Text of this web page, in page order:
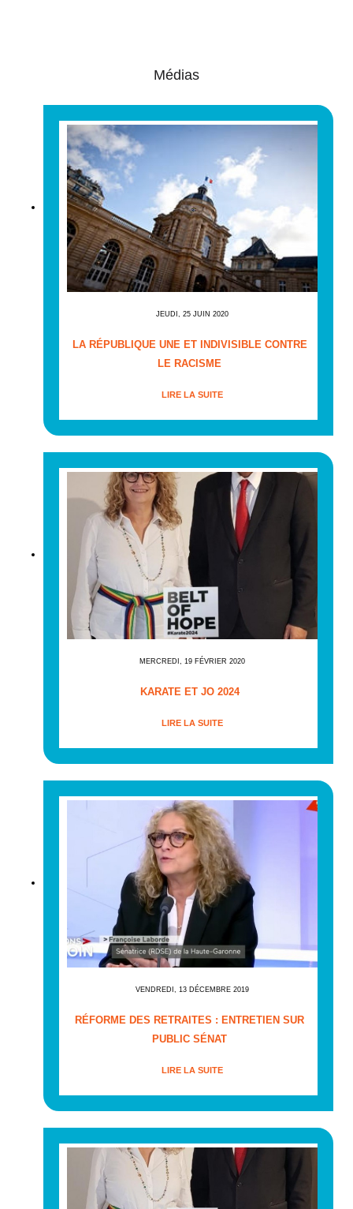
Médias
JEUDI, 25 JUIN 2020
LA RÉPUBLIQUE UNE ET INDIVISIBLE CONTRE
LE RACISME
LIRE LA SUITE
MERCREDI, 19 FÉVRIER 2020
KARATE ET JO 2024
LIRE LA SUITE
VENDREDI, 13 DÉCEMBRE 2019
RÉFORME DES RETRAITES : ENTRETIEN SUR
PUBLIC SÉNAT
LIRE LA SUITE